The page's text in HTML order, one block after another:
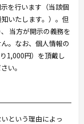
を行います（当該個
いたします。）。但
当方が開示の義務を
。なお、個人情報の
1,000円）を頂戴し
い。
という理由によっ